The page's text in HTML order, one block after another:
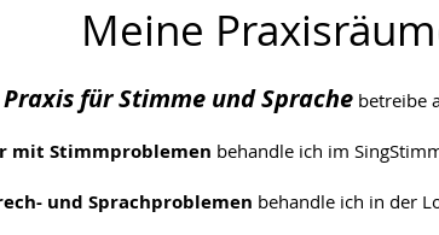
Meine
Praxis für Stimme und Sprache betreibe
mit Stimmproblemen behandle ich im S
und Sprachproblemen behandle ich in der